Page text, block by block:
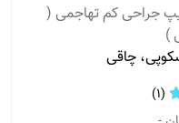
جراحی کم تهاجمی (
)
چاقی
(1)